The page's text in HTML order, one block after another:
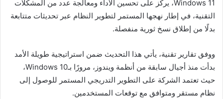
Windows 11، يركز على تحسين الأداء ومعالجة عدد من المشكلات
التقنية، في إطار نهجها المستمر لتطوير النظام عبر تحديثات متتابعة
بدلًا من إطلاق نسخ ثورية منفصلة.
ووفق تقارير تقنية، يأتي هذا التحديث ضمن استراتيجية طويلة الأمد
بدأت منذ أجيال سابقة من أنظمة ويندوز، مرورًا بـWindows 10،
حيث تعتمد الشركة على التطوير التدريجي المستمر للوصول إلى
نظام مستقر ومتوافق مع توقعات المستخدمين.